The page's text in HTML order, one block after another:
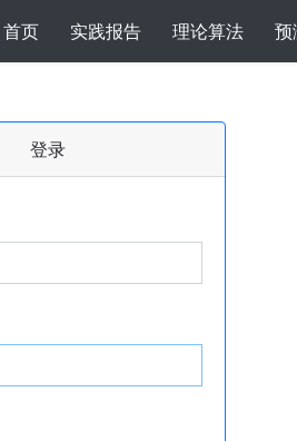
首页(current)
实践报告 理论算法 预
登录